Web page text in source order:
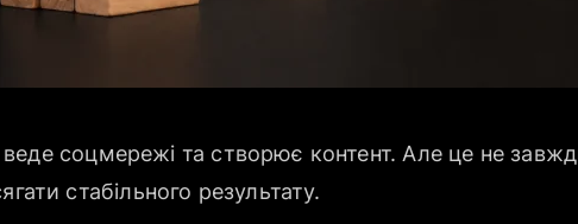
веде соцмережі та створює контент. Але це не
стабільного результату.